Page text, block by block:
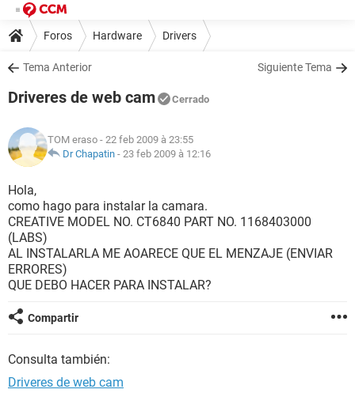
Foros Hardware Drivers
Tema Anterior Siguiente Tema
Driveres de web cam Cerrado
TOM eraso - 22 feb 2009 à 23:55
Dr Chapatin - 23 feb 2009 à 12:16
Hola,
como hago para instalar la camara.
CREATIVE MODEL NO. CT6840 PART NO. 1168403000
(LABS)
AL INSTALARLA ME AOARECE QUE EL MENZAJE (ENVIAR
ERRORES)
QUE DEBO HACER PARA INSTALAR?
Compartir
Consulta también:
Driveres de web cam